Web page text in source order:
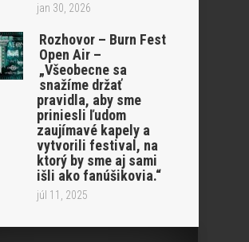
jan 30, 2026
Rozhovor – Burn Fest
Open Air –
„Všeobecne sa
snažíme držať
pravidla, aby sme
priniesli ľudom
zaujímavé kapely a
vytvorili festival, na
ktorý by sme aj sami
išli ako fanúšikovia.“
júl 11, 2025